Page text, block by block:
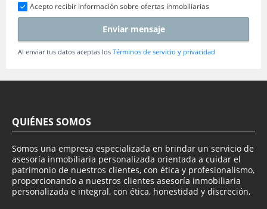
Acepto recibir información sobre ofertas inmobiliarias
Enviar mensaje
Al enviar tus datos aceptas los Términos de servicio y privacidad
QUIÉNES SOMOS
Somos una empresa especializada en brindar un servicio de
asesoría inmobiliaria personalizada orientada a cuidar el
patrimonio de nuestros clientes, con ética y profesionalismo,
proporcionando a nuestros clientes asesoría inmobiliaria
personalizada e integral, con ética, honestidad y discreción,